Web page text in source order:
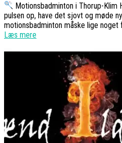
Motionsbadminton i Thorup-Klim
pulsen op, have det sjovt og møde
motionsbadminton måske lige
Læs mere